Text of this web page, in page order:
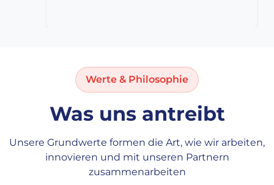
Werte & Philosophie
Was uns antreibt
Unsere Grundwerte formen die Art, wie wir arbeiten,
innovieren und mit unseren Partnern
zusammenarbeiten